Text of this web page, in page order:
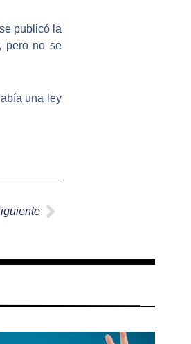
publicó la
pero no se
una ley